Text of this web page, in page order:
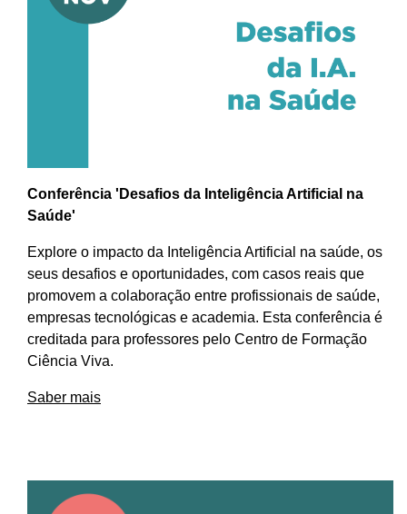
Conferência 'Desafios da Inteligência Artificial na
Saúde'
Explore o impacto da Inteligência Artificial na saúde, os
seus desafios e oportunidades, com casos reais que
promovem a colaboração entre profissionais de saúde,
empresas tecnológicas e academia. Esta conferência é
creditada para professores pelo Centro de Formação
Ciência Viva.
Saber mais